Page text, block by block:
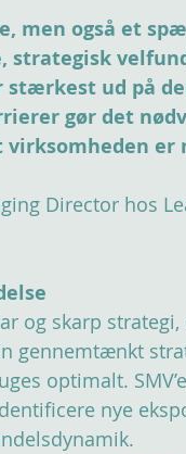
men også et
strategisk
ud på
gør det
virksomheden
Director hos
og skarp
gennemtænkt
optimalt.
nye